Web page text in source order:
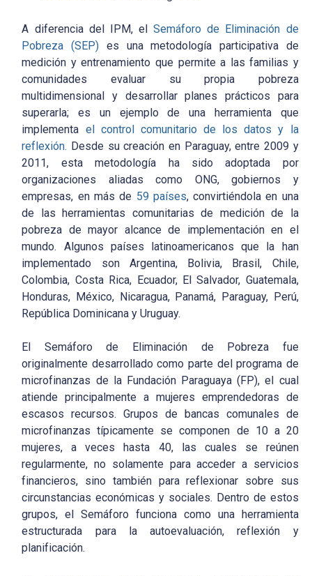
A diferencia del IPM, elSemáforo de Eliminación de
Pobreza (SEP) es una metodología participativa de
medición y entrenamiento que permite a las familias y
comunidades evaluar su propia pobreza
multidimensional y desarrollar planes prácticos para
superarla; es un ejemplo de una herramienta que
implementa el control comunitario de los datos y la
reflexión. Desde su creación en Paraguay, entre 2009 y
2011, esta metodología ha sido adoptada por
organizaciones aliadas como ONG, gobiernos y
empresas, en más de 59 países, convirtiéndola en una
de las herramientas comunitarias de medición de la
pobreza de mayor alcance de implementación en el
mundo. Algunos países latinoamericanos que la han
implementado son Argentina, Bolivia, Brasil, Chile,
Colombia, Costa Rica, Ecuador, El Salvador, Guatemala,
Honduras, México, Nicaragua, Panamá, Paraguay, Perú,
República Dominicana y Uruguay.
El Semáforo de Eliminación de Pobreza fue
originalmente desarrollado como parte del programa de
microfinanzas de la Fundación Paraguaya (FP), el cual
atiende principalmente a mujeres emprendedoras de
escasos recursos. Grupos de bancas comunales de
microfinanzas típicamente se componen de 10 a 20
mujeres, a veces hasta 40, las cuales se reúnen
regularmente, no solamente para acceder a servicios
financieros, sino también para reflexionar sobre sus
circunstancias económicas y sociales. Dentro de estos
grupos, el Semáforo funciona como una herramienta
estructurada para la autoevaluación, reflexión y
planificación.